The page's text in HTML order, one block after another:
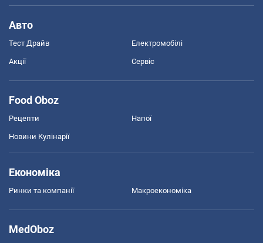
Авто
Тест Драйв Електромобілі
Акції Сервіс
Food Oboz
Рецепти Напої
Новини Кулінарії
Економіка
Ринки та компанії Макроекономіка
MedOboz